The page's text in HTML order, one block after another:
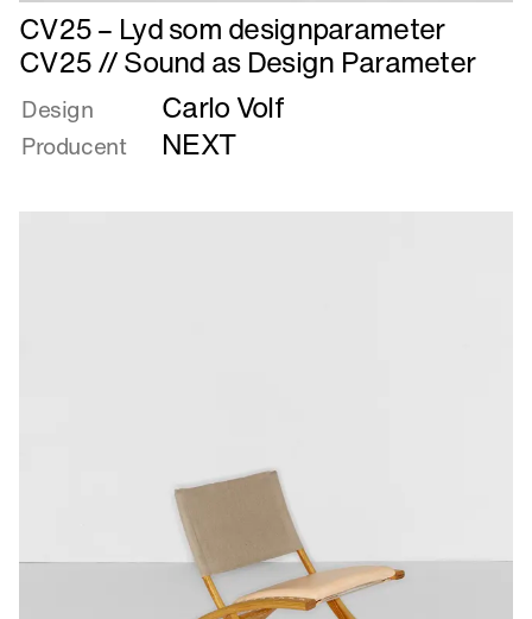
Læs
mere
om
CV25
Lyd
designparameter
CV25 – Lyd som designparameter
CV25 // Sound as Design Parameter
Design Carlo Volf
Producent NEXT